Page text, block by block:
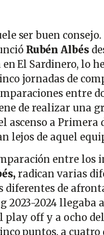
ser buen
Rubén Albés
El Sardinero, lo
jornadas de
entre
de realizar una
ascenso a Primera
lejos de aquel
entre los
radican varias
diferentes de
2023-2024 llegaba
play off y a ocho
puntos, a